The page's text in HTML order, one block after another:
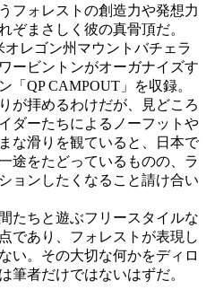
フォレストの創造力や発想力
ぞまさしく彼の真骨頂だ。
レゴン州マウントバチェラ
ービントンがオーガナイズす
「QP CAMPOUT」を収録。
が拝めるわけだが、見どころ
ダーたちによるノーフットや
な滑りを観ていると、日本で
途をたどっているものの、ラ
ョンしたくなること請け合い
たちと遊ぶフリースタイルな
であり、フォレストが表現し
い。その大切な何かをディロ
筆者だけではないはずだ。